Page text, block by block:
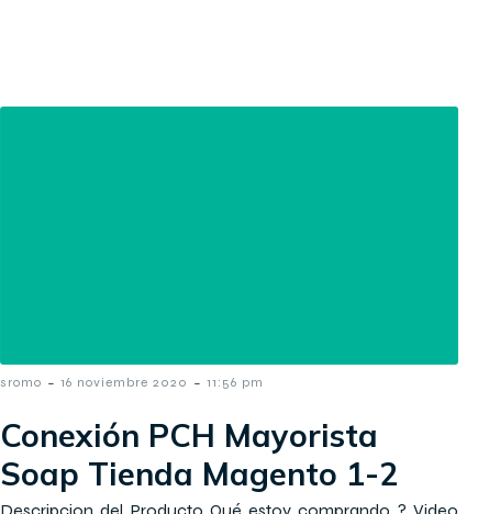
sromo - 16 noviembre 2020 - 11:56 pm
Conexión PCH Mayorista
Soap Tienda Magento 1-2
Descripcion del Producto Qué estoy comprando ? Video